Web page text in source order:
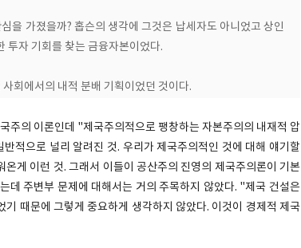
을 가졌을까? 홉슨의 생각에 그것은 납세자도 아니었고 상인
투자 기회를 찾는 금융자본이었다.
회에서의 내적 분배 기획이었던 것이다.
주의 이론인데 "제국주의적으로 팽창하는 자본주의의 내재적 압
적으로 널리 알려진 것. 우리가 제국주의적인 것에 대해 얘기할
게 이런 것. 그래서 이들이 공산주의 진영의 제국주의론이 기본
데 주변부 문제에 대해서는 거의 주목하지 않았다. "제국 건설은
때문에 그렇게 중요하게 생각하지 않았다. 이것이 경제적 제국